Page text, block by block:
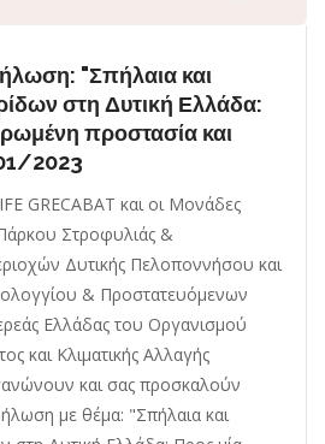
"Σπήλαια και
στη Δυτική Ελλάδα:
προστασία και
2023
GRECABAT και οι Μονάδες
Στροφυλιάς &
Δυτικής Πελοποννήσου και
& Προστατευόμενων
Ελλάδας του Οργανισμού
και Κλιματικής Αλλαγής
και σας προσκαλούν
με θέμα: "Σπήλαια και